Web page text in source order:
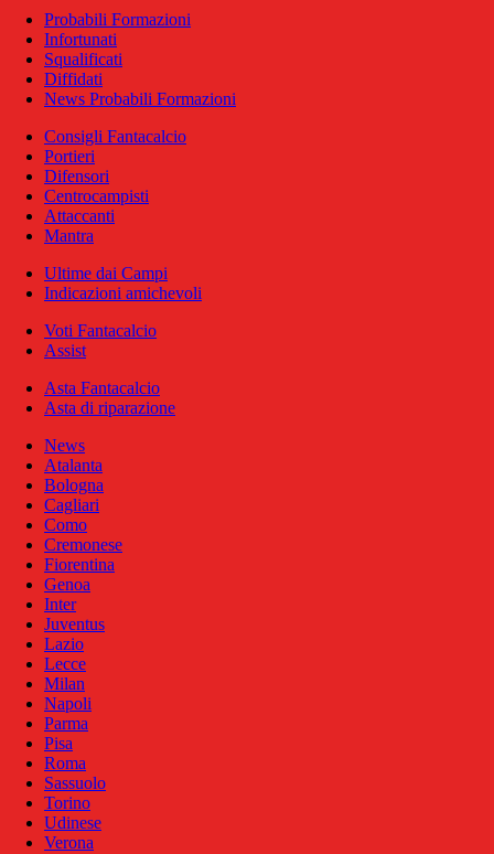
Probabili Formazioni
Infortunati
Squalificati
Diffidati
News Probabili Formazioni
Consigli Fantacalcio
Portieri
Difensori
Centrocampisti
Attaccanti
Mantra
Ultime dai Campi
Indicazioni amichevoli
Voti Fantacalcio
Assist
Asta Fantacalcio
Asta di riparazione
News
Atalanta
Bologna
Cagliari
Como
Cremonese
Fiorentina
Genoa
Inter
Juventus
Lazio
Lecce
Milan
Napoli
Parma
Pisa
Roma
Sassuolo
Torino
Udinese
Verona